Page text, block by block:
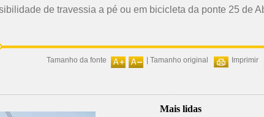
de travessia a pé ou em bicicleta da ponte 25 de
Imprimir
Tamanho da fonte Tamanho original
Mais lidas